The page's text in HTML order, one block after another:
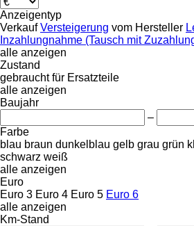
Anzeigentyp
Verkauf Versteigerung vom Hersteller
Inzahlungnahme (Tausch mit
alle anzeigen
Zustand
gebraucht für Ersatzteile
alle anzeigen
Baujahr
–
Farbe
blau braun dunkelblau gelb grau grün
schwarz weiß
alle anzeigen
Euro
Euro 3 Euro 4 Euro 5 Euro 6
alle anzeigen
Km-Stand